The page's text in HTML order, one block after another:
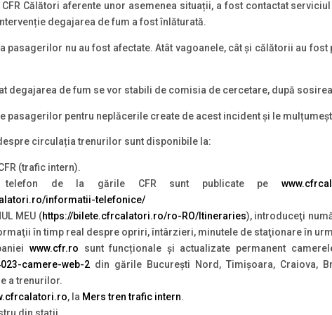
Călători aferente unor asemenea situații, a fost contactat
degajarea de fum a fost înlăturată.
pasagerilor nu au fost afectate. Atât vagoanele, cât și călătorii au
degajarea de fum se vor stabili de comisia de cercetare, după
pasagerilor pentru neplăcerile create de acest incident și le
circulația trenurilor sunt disponibile la:
(trafic intern).
telefon de la gările CFR sunt publicate pe
informatii-telefonice/
MEU (https://bilete.cfrcalatori.ro/ro-RO/Itineraries), introduceţi
în timp real despre opriri, întârzieri, minutele de staţionare în
www.cfr.ro sunt funcționale și actualizate permanent
camere-web-2 din gările București Nord, Timișoara, Craiova,
a trenurilor.
, la Mers tren trafic intern.